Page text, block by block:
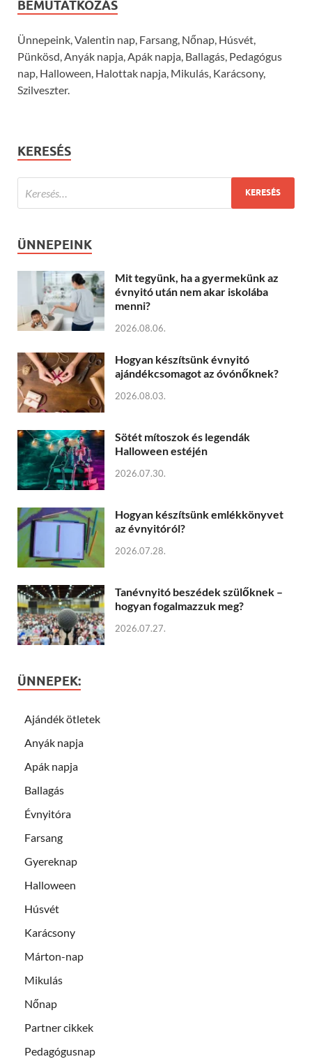
BEMUTATKOZÁS
Ünnepeink, Valentin nap, Farsang, Nőnap, Húsvét,
Pünkösd, Anyák napja, Apák napja, Ballagás, Pedagógus
nap, Halloween, Halottak napja, Mikulás, Karácsony,
Szilveszter.
KERESÉS
ÜNNEPEINK
Mit tegyünk, ha a gyermekünk az
évnyitó után nem akar iskolába
menni?
2026.08.06.
Hogyan készítsünk évnyitó
ajándékcsomagot az óvónőknek?
2026.08.03.
Sötét mítoszok és legendák
Halloween estéjén
2026.07.30.
Hogyan készítsünk emlékkönyvet
az évnyitóról?
2026.07.28.
Tanévnyitó beszédek szülőknek –
hogyan fogalmazzuk meg?
2026.07.27.
ÜNNEPEK:
Ajándék ötletek
Anyák napja
Apák napja
Ballagás
Évnyitóra
Farsang
Gyereknap
Halloween
Húsvét
Karácsony
Márton-nap
Mikulás
Nőnap
Partner cikkek
Pedagógusnap